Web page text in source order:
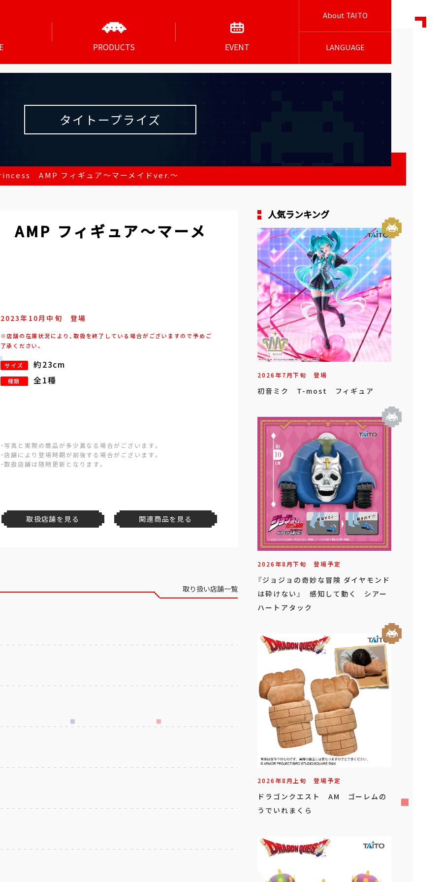
PRODUCTS EVENT
About TAITO
LANGUAGE
タイトープライズ
AMP フィギュア～マーメイドver.～
フィギュア～マーメ
2023年 10月 中旬 登場
※店舗の在庫状況により、取扱を終了している場合がございますので予めご
了承ください。
サイズ 約23cm
種類 全1種
・写真と実際の商品が多少異なる場合がございます。
・店舗により登場時期が前後する場合がございます。
・取扱店舗は随時更新となります。
取扱店舗を見る 関連商品を見る
取り扱い店舗一覧
人気ランキング
2026年7月下旬 登場
初音ミク T-most フィギュア
2026年8月下旬 登場予定
『ジョジョの奇妙な冒険 ダイヤモンド
は砕けない』 感知して動く シアー
ハートアタック
2026年8月上旬 登場予定
ドラゴンクエスト AM ゴーレムの
うでいれまくら